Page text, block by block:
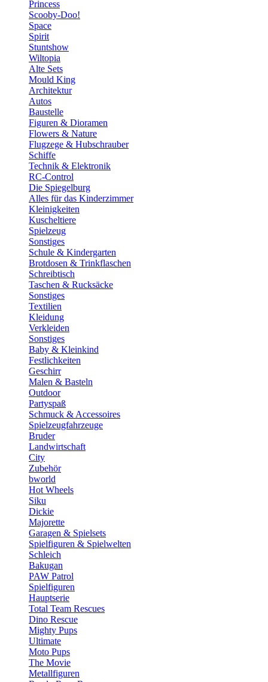
Princess
Scooby-Doo!
Space
Spirit
Stuntshow
Wiltopia
Alte Sets
Mould King
Architektur
Autos
Baustelle
Figuren & Dioramen
Flowers & Nature
Flugzege & Hubschrauber
Schiffe
Technik & Elektronik
RC-Control
Die Spiegelburg
Alles für das Kinderzimmer
Kleinigkeiten
Kuscheltiere
Spielzeug
Sonstiges
Schule & Kindergarten
Brotdosen & Trinkflaschen
Schreibtisch
Taschen & Rucksäcke
Sonstiges
Textilien
Kleidung
Verkleiden
Sonstiges
Baby & Kleinkind
Festlichkeiten
Geschirr
Malen & Basteln
Outdoor
Partyspaß
Schmuck & Accessoires
Spielzeugfahrzeuge
Bruder
Landwirtschaft
City
Zubehör
bworld
Hot Wheels
Siku
Dickie
Majorette
Garagen & Spielsets
Spielfiguren & Spielwelten
Schleich
Bakugan
PAW Patrol
Spielfiguren
Hauptserie
Total Team Rescues
Dino Rescue
Mighty Pups
Ultimate
Moto Pups
The Movie
Metallfiguren